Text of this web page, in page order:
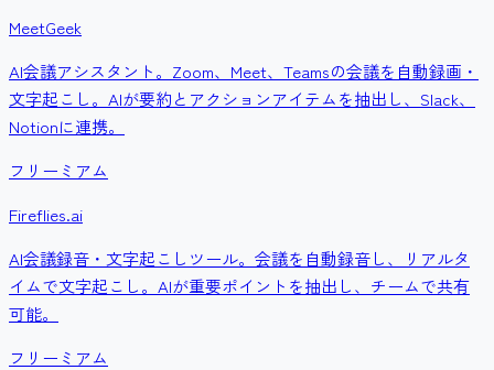
MeetGeek
AI会議アシスタント。Zoom、Meet、Teamsの会議を自動録画・
文字起こし。AIが要約とアクションアイテムを抽出し、Slack、
Notionに連携。
フリーミアム
Fireflies.ai
AI会議録音・文字起こしツール。会議を自動録音し、リアルタ
イムで文字起こし。AIが重要ポイントを抽出し、チームで共有
可能。
フリーミアム